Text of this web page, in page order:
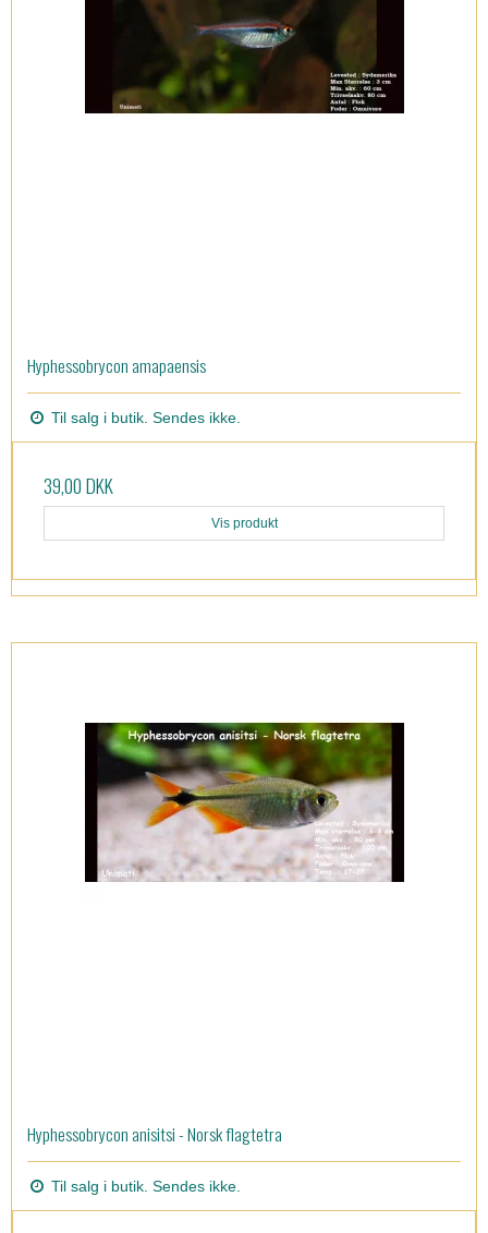
Hyphessobrycon amapaensis
Til salg i butik. Sendes ikke.
39,00 DKK
Vis produkt
Hyphessobrycon anisitsi - Norsk flagtetra
Til salg i butik. Sendes ikke.